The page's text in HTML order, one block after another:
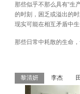
那些似乎不那么具有“生
的时刻，困乏或溢出的
现实可能在相互矛盾中
那些日常中耗散的生命
黎清妍 李杰